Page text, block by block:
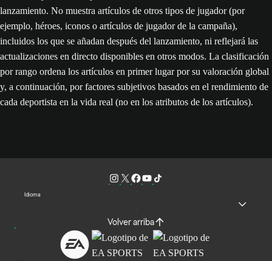
lanzamiento. No muestra artículos de otros tipos de jugador (por
ejemplo, héroes, iconos o artículos de jugador de la campaña),
incluidos los que se añadan después del lanzamiento, ni reflejará las
actualizaciones en directo disponibles en otros modos. La clasificación
por rango ordena los artículos en primer lugar por su valoración global
y, a continuación, por factores subjetivos basados en el rendimiento de
cada deportista en la vida real (no en los atributos de los artículos).
Idioma
Volver arriba